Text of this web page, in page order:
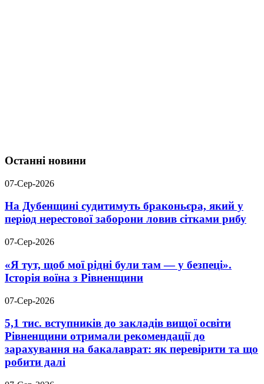
Останні новини
07-Сер-2026
На Дубенщині судитимуть браконьєра, який у
період нерестової заборони ловив сітками рибу
07-Сер-2026
«Я тут, щоб мої рідні були там — у безпеці».
Історія воїна з Рівненщини
07-Сер-2026
5,1 тис. вступників до закладів вищої освіти
Рівненщини отримали рекомендації до
зарахування на бакалаврат: як перевірити та що
робити далі